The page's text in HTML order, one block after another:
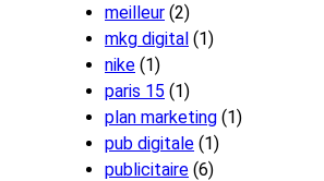
meilleur (2)
mkg digital (1)
nike (1)
paris 15 (1)
plan marketing (1)
pub digitale (1)
publicitaire (6)